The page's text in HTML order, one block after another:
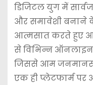
डिजिटल युग में
और समावेशी बनाने
आत्मसात करते हुए
से विभिन्न ऑनलाइन
जिससे आम
एक ही प्लेटफार्म पर